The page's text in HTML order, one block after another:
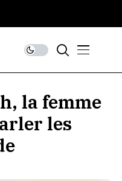
la femme
les